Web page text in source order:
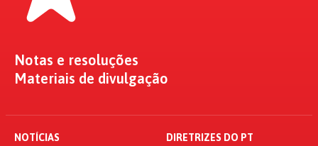
Notas e resoluções
Materiais de divulgação
NOTÍCIAS DIRETRIZES DO PT